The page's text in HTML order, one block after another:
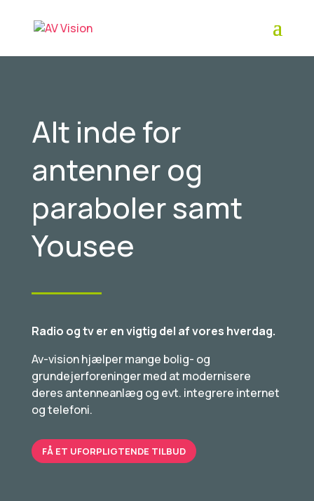
Alt inde for
antenner og
paraboler samt
Yousee
Radio og tv er en vigtig del af vores hverdag.
Av-vision hjælper mange bolig- og
grundejerforeninger med at modernisere
deres antenneanlæg og evt. integrere internet
og telefoni.
FÅ ET UFORPLIGTENDE TILBUD